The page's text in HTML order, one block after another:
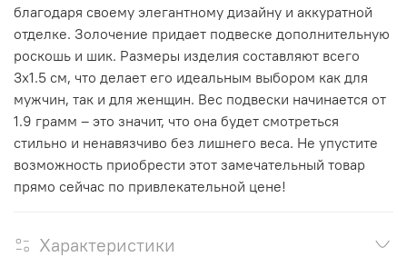
благодаря своему элегантному дизайну и аккуратной
отделке. Золочение придает подвеске дополнительную
роскошь и шик. Размеры изделия составляют всего
3x1.5 см, что делает его идеальным выбором как для
мужчин, так и для женщин. Вес подвески начинается от
1.9 грамм – это значит, что она будет смотреться
стильно и ненавязчиво без лишнего веса. Не упустите
возможность приобрести этот замечательный товар
прямо сейчас по привлекательной цене!
Характеристики